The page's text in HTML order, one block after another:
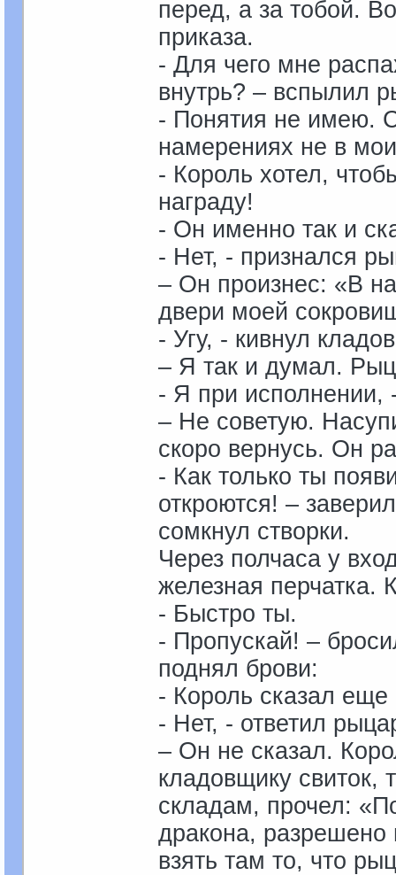
перед, а за тобой.
приказа.
- Для чего мне
внутрь? – вспылил
- Понятия не имею.
намерениях не в
- Король хотел,
награду!
- Он именно так и
- Нет, - признался
– Он произнес: «В
двери моей
- Угу, - кивнул
– Я так и думал.
- Я при исполнении,
– Не советую.
скоро вернусь. Он
- Как только ты
откроются! –
сомкнул створки.
Через полчаса у
железная перчатка.
- Быстро ты.
- Пропускай! –
поднял брови:
- Король сказал еще
- Нет, - ответил
– Он не сказал.
кладовщику свиток,
складам, прочел:
дракона, разрешено
взять там то, что